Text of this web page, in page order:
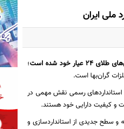
طلای ۲۴ عیار خود شده است؛
گران‌بها است.
استانداردهای رسمی نقش مهمی در
و کیفیت دارایی خود هستند.
مهم در جهت تقویت جایگاه خود در بازار شمش طلای ۲۴ عیار برداشته و سطح جدیدی از استانداردسازی و